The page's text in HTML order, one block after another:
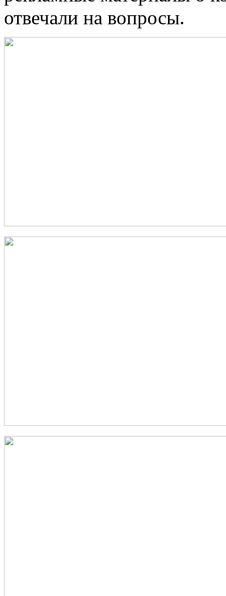
отвечали на вопросы.